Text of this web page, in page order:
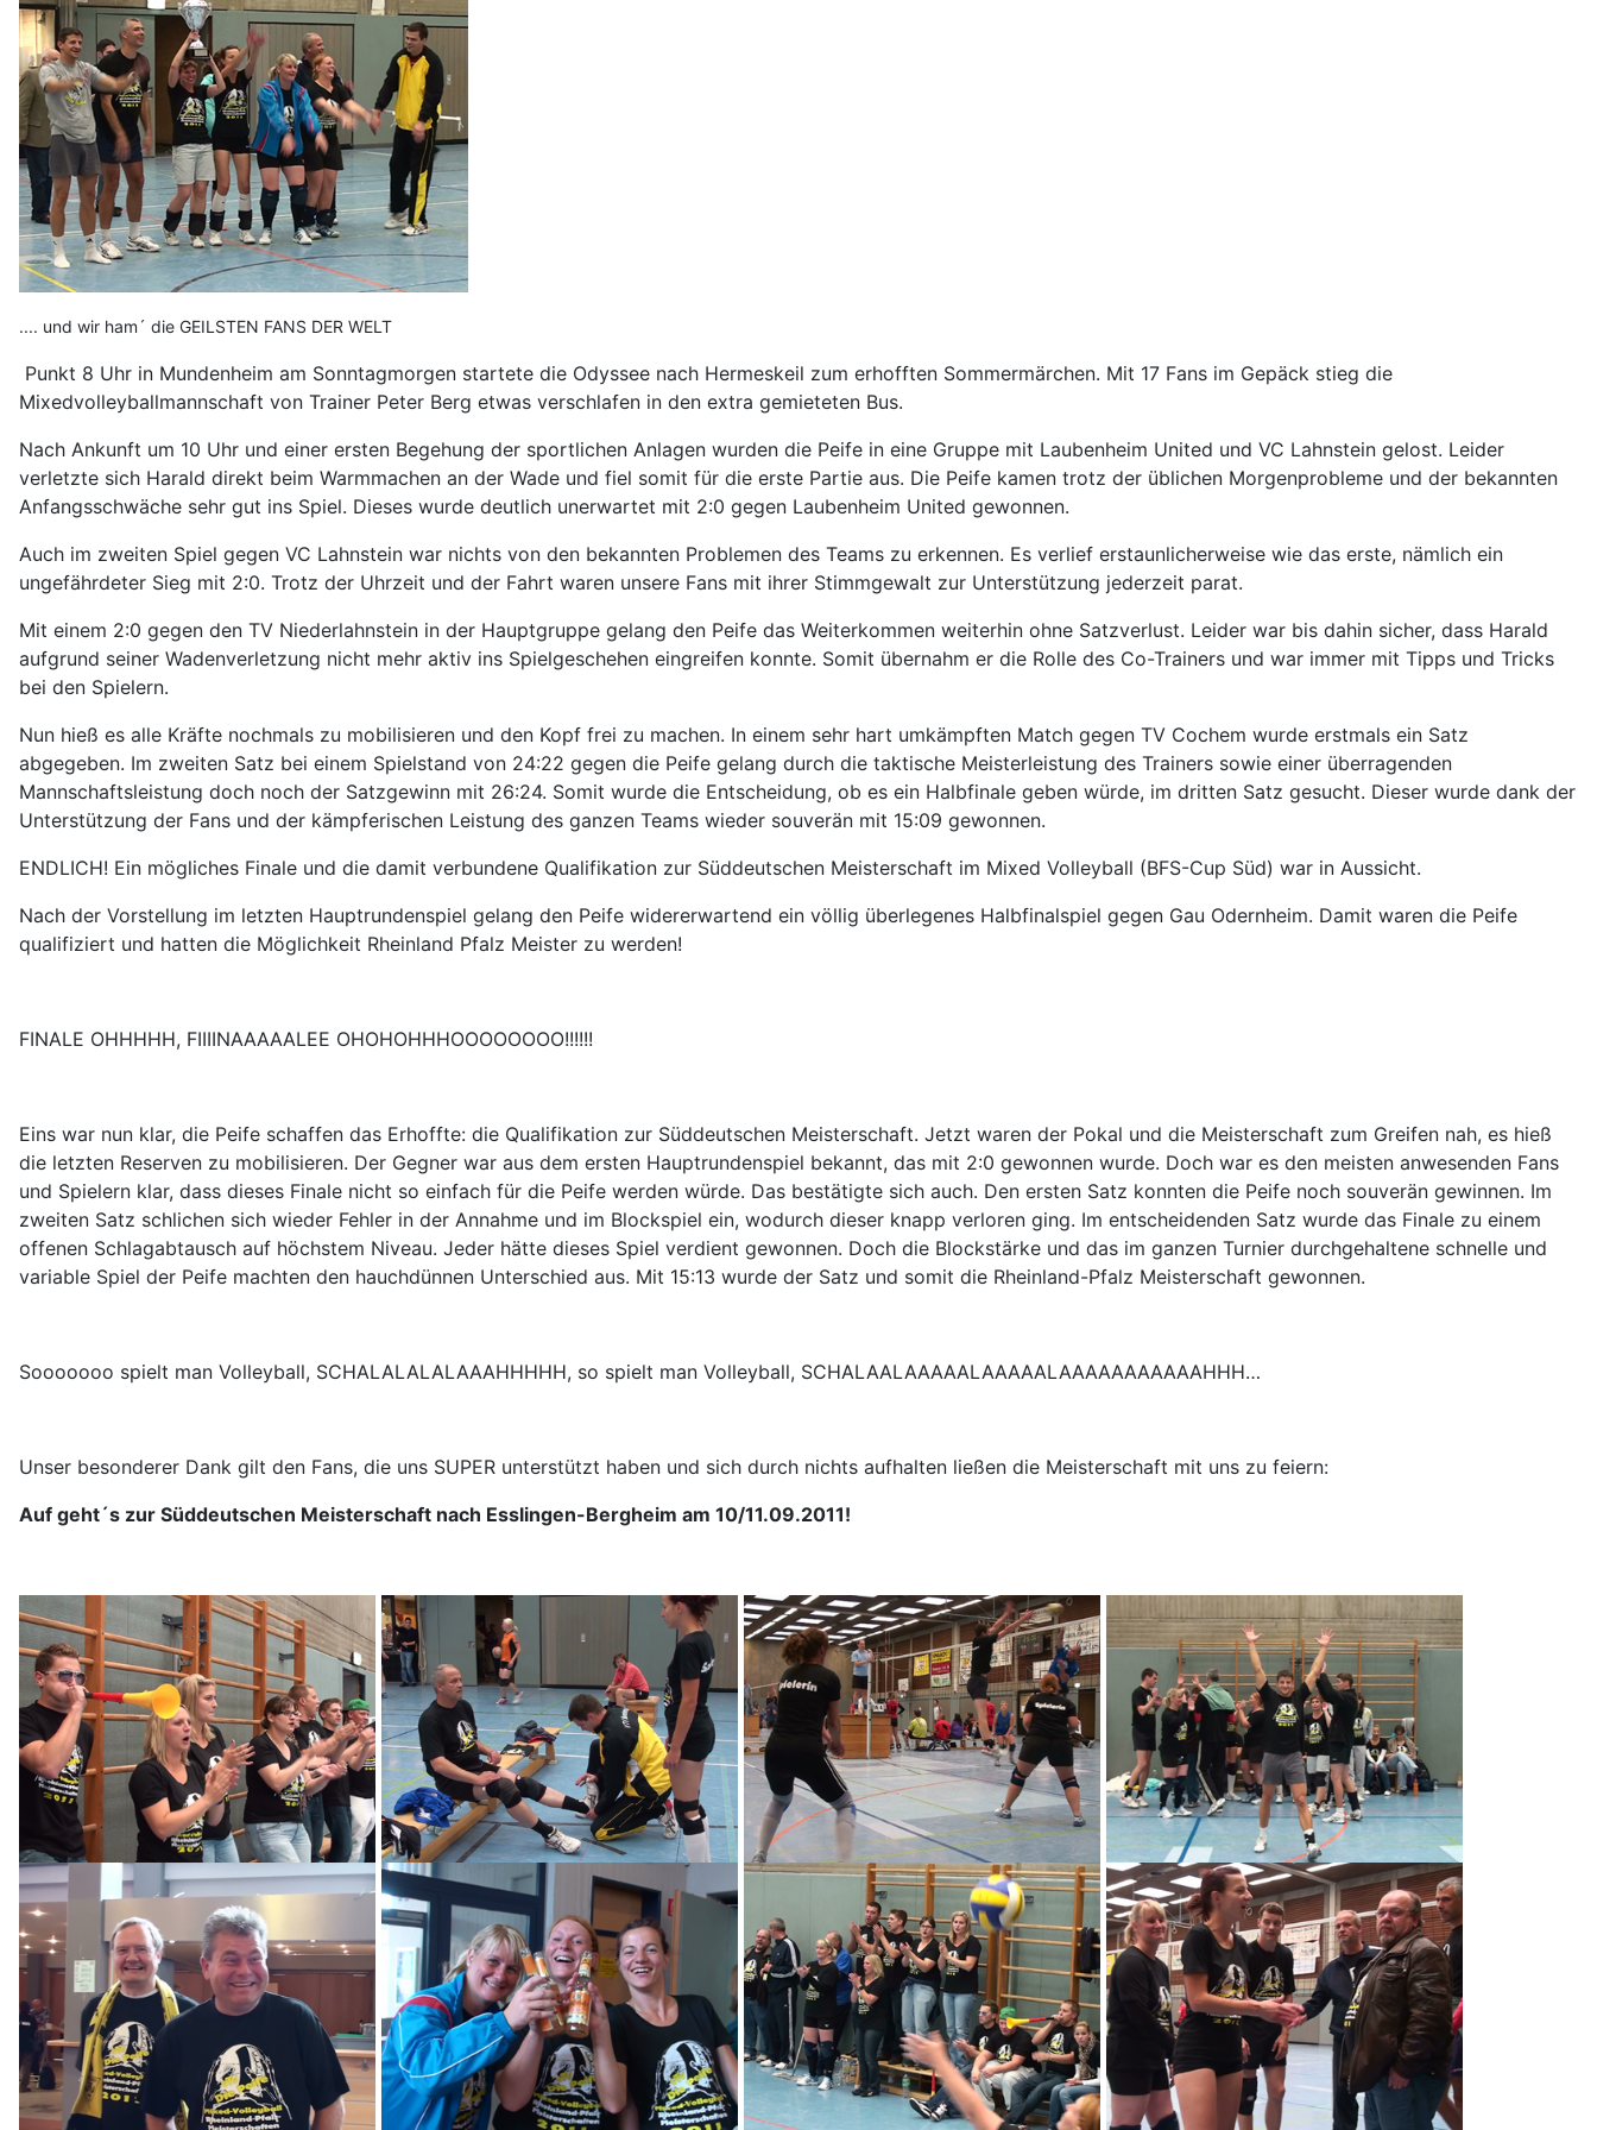
.... und wir ham´ die GEILSTEN FANS DER WELT
Punkt 8 Uhr in Mundenheim am Sonntagmorgen startete die Odyssee nach Hermeskeil zum erhofften Sommermärchen. Mit 17 Fans im Gepäck stieg die
Mixedvolleyballmannschaft von Trainer Peter Berg etwas verschlafen in den extra gemieteten Bus.
Nach Ankunft um 10 Uhr und einer ersten Begehung der sportlichen Anlagen wurden die Peife in eine Gruppe mit Laubenheim United und VC Lahnstein gelost. Leider
verletzte sich Harald direkt beim Warmmachen an der Wade und fiel somit für die erste Partie aus. Die Peife kamen trotz der üblichen Morgenprobleme und der bekannten
Anfangsschwäche sehr gut ins Spiel. Dieses wurde deutlich unerwartet mit 2:0 gegen Laubenheim United gewonnen.
Auch im zweiten Spiel gegen VC Lahnstein war nichts von den bekannten Problemen des Teams zu erkennen. Es verlief erstaunlicherweise wie das erste, nämlich ein
ungefährdeter Sieg mit 2:0. Trotz der Uhrzeit und der Fahrt waren unsere Fans mit ihrer Stimmgewalt zur Unterstützung jederzeit parat.
Mit einem 2:0 gegen den TV Niederlahnstein in der Hauptgruppe gelang den Peife das Weiterkommen weiterhin ohne Satzverlust. Leider war bis dahin sicher, dass Harald
aufgrund seiner Wadenverletzung nicht mehr aktiv ins Spielgeschehen eingreifen konnte. Somit übernahm er die Rolle des Co-Trainers und war immer mit Tipps und Tricks
bei den Spielern.
Nun hieß es alle Kräfte nochmals zu mobilisieren und den Kopf frei zu machen. In einem sehr hart umkämpften Match gegen TV Cochem wurde erstmals ein Satz
abgegeben. Im zweiten Satz bei einem Spielstand von 24:22 gegen die Peife gelang durch die taktische Meisterleistung des Trainers sowie einer überragenden
Mannschaftsleistung doch noch der Satzgewinn mit 26:24. Somit wurde die Entscheidung, ob es ein Halbfinale geben würde, im dritten Satz gesucht. Dieser wurde dank der
Unterstützung der Fans und der kämpferischen Leistung des ganzen Teams wieder souverän mit 15:09 gewonnen.
ENDLICH! Ein mögliches Finale und die damit verbundene Qualifikation zur Süddeutschen Meisterschaft im Mixed Volleyball (BFS-Cup Süd) war in Aussicht.
Nach der Vorstellung im letzten Hauptrundenspiel gelang den Peife widererwartend ein völlig überlegenes Halbfinalspiel gegen Gau Odernheim. Damit waren die Peife
qualifiziert und hatten die Möglichkeit Rheinland Pfalz Meister zu werden!
FINALE OHHHHH, FIIIINAAAAALEE OHOHOHHHOOOOOOOO!!!!!!
Eins war nun klar, die Peife schaffen das Erhoffte: die Qualifikation zur Süddeutschen Meisterschaft. Jetzt waren der Pokal und die Meisterschaft zum Greifen nah, es hieß
die letzten Reserven zu mobilisieren. Der Gegner war aus dem ersten Hauptrundenspiel bekannt, das mit 2:0 gewonnen wurde. Doch war es den meisten anwesenden Fans
und Spielern klar, dass dieses Finale nicht so einfach für die Peife werden würde. Das bestätigte sich auch. Den ersten Satz konnten die Peife noch souverän gewinnen. Im
zweiten Satz schlichen sich wieder Fehler in der Annahme und im Blockspiel ein, wodurch dieser knapp verloren ging. Im entscheidenden Satz wurde das Finale zu einem
offenen Schlagabtausch auf höchstem Niveau. Jeder hätte dieses Spiel verdient gewonnen. Doch die Blockstärke und das im ganzen Turnier durchgehaltene schnelle und
variable Spiel der Peife machten den hauchdünnen Unterschied aus. Mit 15:13 wurde der Satz und somit die Rheinland-Pfalz Meisterschaft gewonnen.
Sooooooo spielt man Volleyball, SCHALALALALAAAHHHHH, so spielt man Volleyball, SCHALAALAAAAALAAAAALAAAAAAAAAAAHHH…
Unser besonderer Dank gilt den Fans, die uns SUPER unterstützt haben und sich durch nichts aufhalten ließen die Meisterschaft mit uns zu feiern:
Auf geht´s zur Süddeutschen Meisterschaft nach Esslingen-Bergheim am 10/11.09.2011!